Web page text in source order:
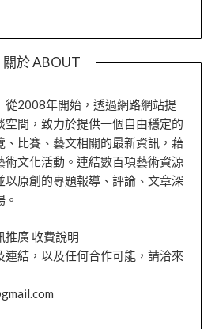
關於 ABOUT
從2008年開始，透過網路網站提
空間，致力於提供一個自由穩定的
、比賽、藝文相關的最新資訊，藉
術文化活動。連結數百項藝術資源
以原創的專題報導、評論、文章深
推廣 收費說明
連結，以及任何合作可能，請洽來